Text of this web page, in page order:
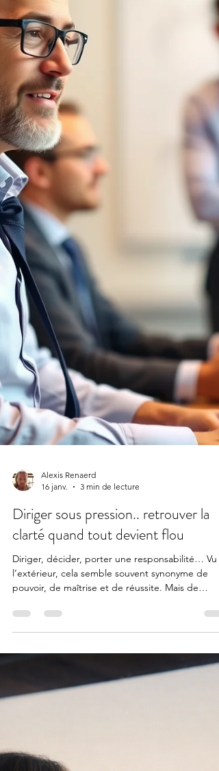
invisibles au dé
Alexis Renaerd
16 janv.
3 min de lecture
Diriger sous pression.. retrouver la
clarté quand tout devient flou
Diriger, décider, porter une responsabilité… Vu
l’extérieur, cela semble souvent synonyme de
pouvoir, de maîtrise et de réussite. Mais de
l’intérieur, beaucoup de dirigeants, managers et
humaines, attentes contradictoires, urgence